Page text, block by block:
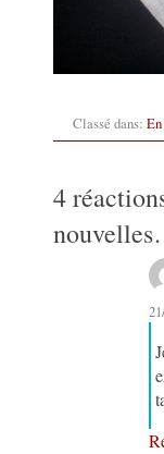
Classé dans:
4